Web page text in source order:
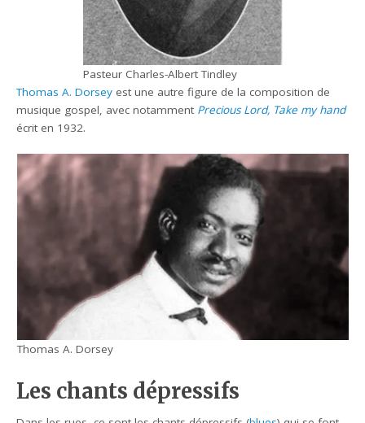
Pasteur Charles-Albert Tindley
Thomas A. Dorsey est une autre figure de la composition de
musique gospel, avec notamment Precious Lord, Take my hand
écrit en 1932.
Thomas A. Dorsey
Les chants dépressifs